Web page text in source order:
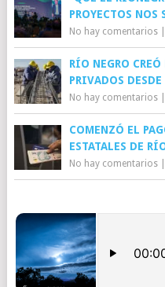
PROYECTOS NOS
No hay comentarios|
RÍO NEGRO
PRIVADOS
No hay comentarios|
COMENZÓ EL
ESTATALES DE
No hay comentarios|